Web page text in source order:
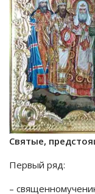
Святые,
Первый ряд:
–